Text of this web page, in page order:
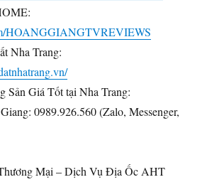
HOANGGIANGTVREVIEWS
Nha Trang:
Sản Giá Tốt tại Nha Trang:
0989.926.560 (Zalo, Messenger,
Mại – Dịch Vụ Địa Ốc AHT